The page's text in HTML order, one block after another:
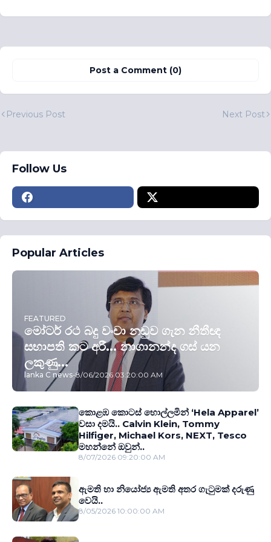
Post a Comment (0)
Previous Post Next Post
Follow Us
Popular Articles
FEATURED
මෝටර් රථ බදු වංචා නඩුව ගැන නීතීඥ
සභාපති කට අරී... නාගානන්ද ගස් යන
ලකුණු...
lanka C news-8/06/2026 03:20:00 AM
කොළඹ කොටස් හොල්ලමින් ‘Hela Apparel’
වසා දමයි.. Calvin Klein, Tommy
Hilfiger, Michael Kors, NEXT, Tesco
මහන්නේ ඔවුන්..
8/07/2026 09:20:00 AM
ඇමති හා නියෝජ්‍ය ඇමති අතර ගැටුමක් දරුණු
වෙයි..
8/05/2026 10:00:00 AM